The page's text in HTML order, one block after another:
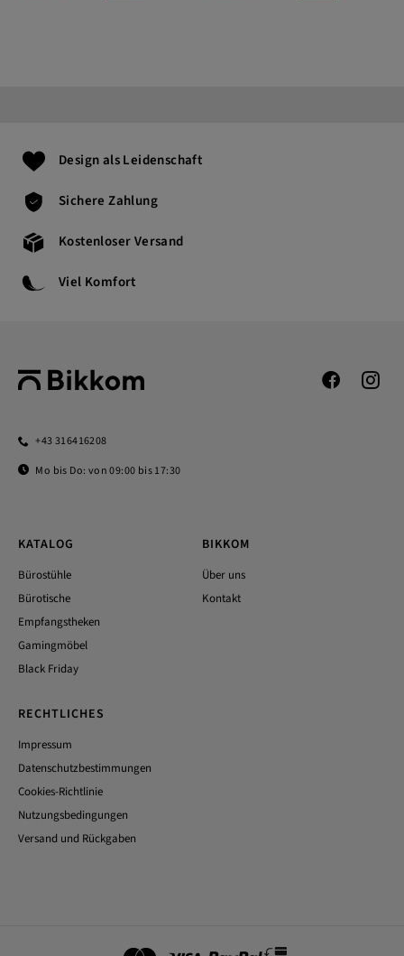
Design als Leidenschaft
Sichere Zahlung
Kostenloser Versand
Viel Komfort
+43 316416208
Mo bis Do: von 09:00 bis 17:30
KATALOG
Bürostühle
Bürotische
Empfangstheken
Gamingmöbel
Black Friday
BIKKOM
Über uns
Kontakt
RECHTLICHES
Impressum
Datenschutzbestimmungen
Cookies-Richtlinie
Nutzungsbedingungen
Versand und Rückgaben